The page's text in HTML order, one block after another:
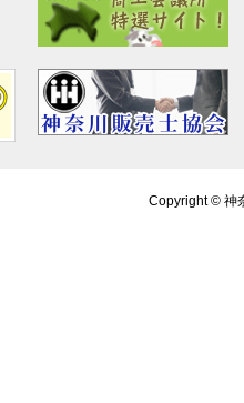
Copyright © 神